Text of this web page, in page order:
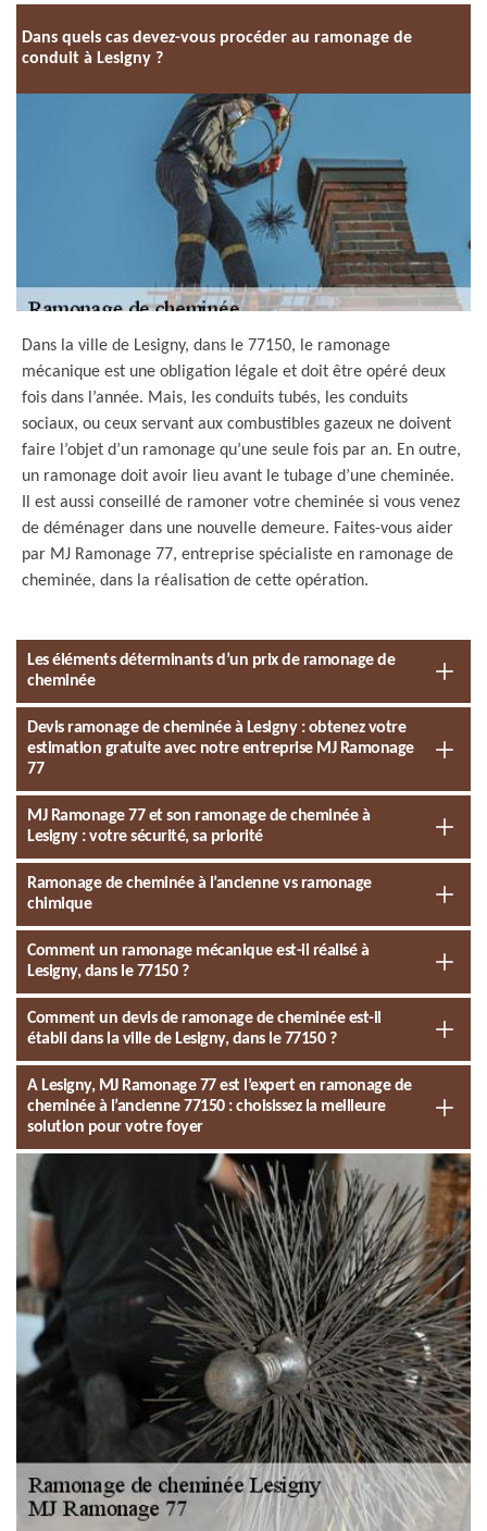
Dans quels cas devez-vous procéder au ramonage de
conduit à Lesigny ?
Dans la ville de Lesigny, dans le 77150, le ramonage
mécanique est une obligation légale et doit être opéré deux
fois dans l’année. Mais, les conduits tubés, les conduits
sociaux, ou ceux servant aux combustibles gazeux ne doivent
faire l’objet d’un ramonage qu’une seule fois par an. En outre,
un ramonage doit avoir lieu avant le tubage d’une cheminée.
Il est aussi conseillé de ramoner votre cheminée si vous venez
de déménager dans une nouvelle demeure. Faites-vous aider
par MJ Ramonage 77, entreprise spécialiste en ramonage de
cheminée, dans la réalisation de cette opération.
Les éléments déterminants d’un prix de ramonage de
cheminée
Devis ramonage de cheminée à Lesigny : obtenez votre
estimation gratuite avec notre entreprise MJ Ramonage
77
MJ Ramonage 77 et son ramonage de cheminée à
Lesigny : votre sécurité, sa priorité
Ramonage de cheminée à l’ancienne vs ramonage
chimique
Comment un ramonage mécanique est-il réalisé à
Lesigny, dans le 77150 ?
Comment un devis de ramonage de cheminée est-il
établi dans la ville de Lesigny, dans le 77150 ?
A Lesigny, MJ Ramonage 77 est l’expert en ramonage de
cheminée à l’ancienne 77150 : choisissez la meilleure
solution pour votre foyer